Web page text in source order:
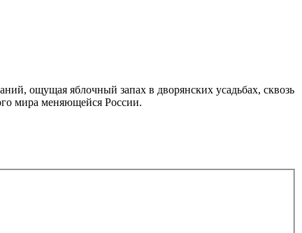
ощущая яблочный запах в дворянских усадьбах, сквозь
мира меняющейся России.